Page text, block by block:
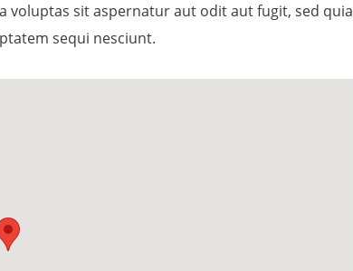
voluptas sit aspernatur aut odit aut fugit, sed quia
sequi nesciunt.